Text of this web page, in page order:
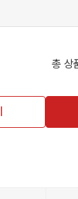
총 상